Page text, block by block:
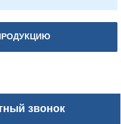
звонок